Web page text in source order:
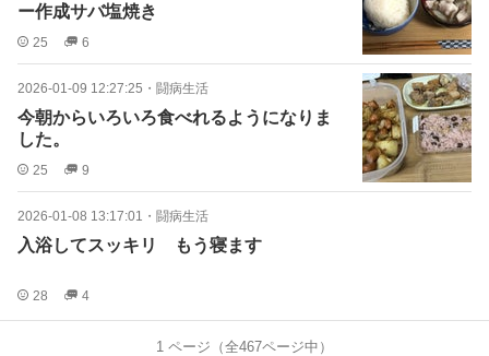
ー作成サバ塩焼き
25 6
2026-01-09 12:27:25 ・ 闘病生活
今朝からいろいろ食べれるようになりま
した。
25 9
2026-01-08 13:17:01 ・ 闘病生活
入浴してスッキリ もう寝ます
28 4
1 ページ（全467ページ中）